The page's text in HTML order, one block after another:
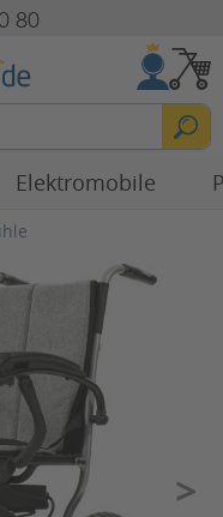
80
Elektromobile